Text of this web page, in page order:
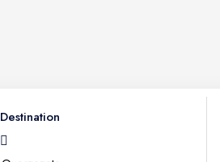
Destination